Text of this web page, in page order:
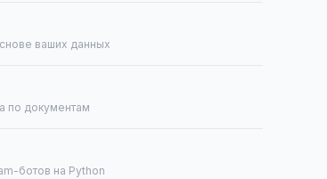
ваших данных
по документам
ботов на Python